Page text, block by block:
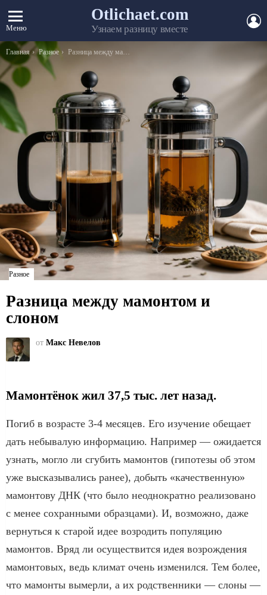
Меню
Otlichaet.com
Узнаем разницу вместе
Вы здесь:
Главная Разное Разница между мамонтом и слоном
Разное
Разница между мамонтом и
слоном
от Макс Невелов
Мамонтёнок жил 37,5 тыс. лет назад.
Погиб в возрасте 3-4 месяцев. Его изучение обещает
дать небывалую информацию. Например — ожидается
узнать, могло ли сгубить мамонтов (гипотезы об этом
уже высказывались ранее), добыть «качественную»
мамонтову ДНК (что было неоднократно реализовано
с менее сохранными образцами). И, возможно, даже
вернуться к старой идее возродить популяцию
мамонтов. Вряд ли осуществится идея возрождения
мамонтовых, ведь климат очень изменился. Тем более,
что мамонты вымерли, а их родственники — слоны —